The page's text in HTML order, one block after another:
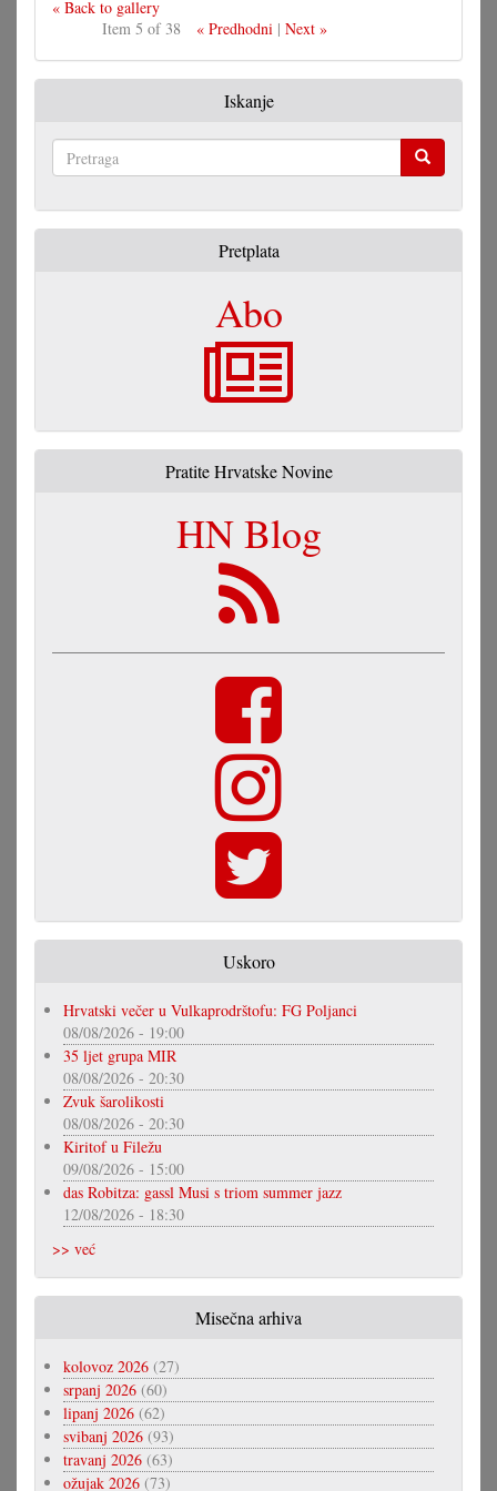
« Back to gallery
Item 5 of 38
« Predhodni| Next »
Iskanje
Pretplata
Abo
Pratite Hrvatske Novine
HN Blog
Uskoro
Hrvatski večer u Vulkaprodrštofu: FG Poljanci
08/08/2026 - 19:00
35 ljet grupa MIR
08/08/2026 - 20:30
Zvuk šarolikosti
08/08/2026 - 20:30
Kiritof u Filežu
09/08/2026 - 15:00
das Robitza: gassl Musi s triom summer jazz
12/08/2026 - 18:30
>> već
Misečna arhiva
kolovoz 2026 (27)
srpanj 2026 (60)
lipanj 2026 (62)
svibanj 2026 (93)
travanj 2026 (63)
ožujak 2026 (73)